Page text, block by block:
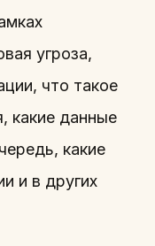
угроза,
что такое
какие данные
какие
и в других